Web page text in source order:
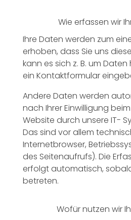
Wie erfassen wir
Ihre Daten werden zum
erhoben, dass Sie uns
kann es sich z. B. um
ein Kontaktformular
Andere Daten werden
nach Ihrer Einwilligung
Website durch unsere IT-
Das sind vor allem
Internetbrowser,
des Seitenaufrufs). Die
erfolgt automatisch,
betreten.
Wofür nutzen wir